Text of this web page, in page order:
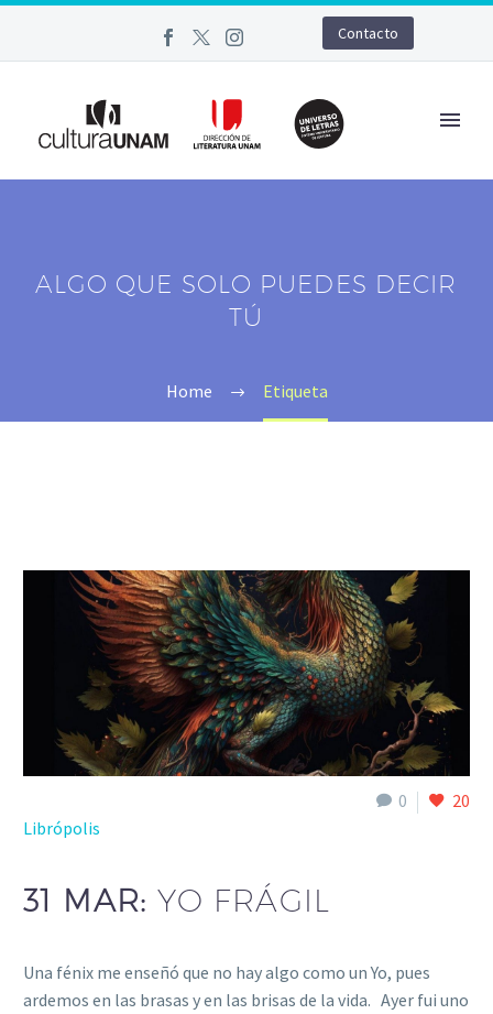
Contacto
ALGO QUE SOLO PUEDES DECIR
TÚ
Home Etiqueta
0
20
Librópolis
31 MAR:YO FRÁGIL
Una fénix me enseñó que no hay algo como un Yo, pues
ardemos en las brasas y en las brisas de la vida. Ayer fui uno